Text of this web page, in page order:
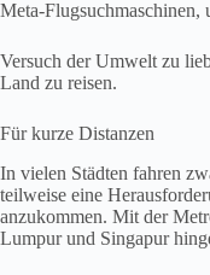
Meta-Flugsuchmaschinen,
Versuch der Umwelt zu
Land zu reisen.
Für kurze Distanzen
In vielen Städten fahren
teilweise eine
anzukommen. Mit der
Lumpur und Singapur